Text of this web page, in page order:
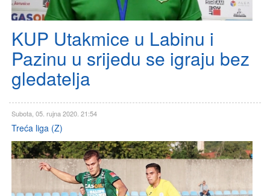
KUP Utakmice u Labinu i
Pazinu u srijedu se igraju bez
gledatelja
Subota, 05. rujna 2020. 21:54
Treća liga (Z)